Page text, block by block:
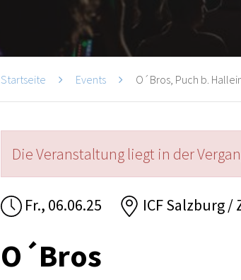
Startseite Events O´Bros, Puch b.
Die Veranstaltung liegt in der
Fr., 06.06.25 ICF Salzburg
O´Bros